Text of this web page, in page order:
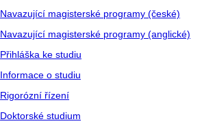
Navazující magisterské programy (české)
Navazující magisterské programy (anglické)
Přihláška ke studiu
Informace o studiu
Rigorózní řízení
Doktorské studium